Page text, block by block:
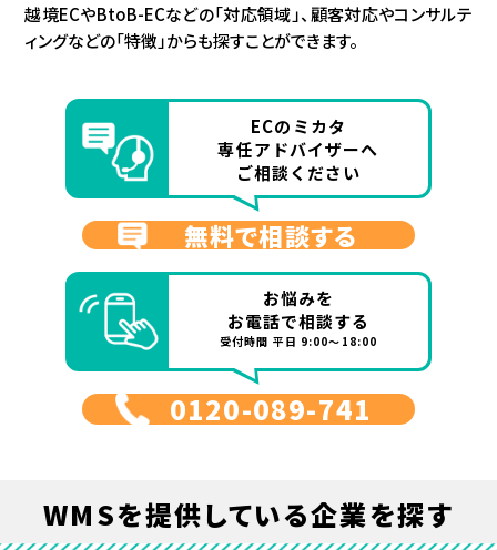
越境ECやBtoB-ECなどの「対応領域」、顧客対応やコンサルテ
ィングなどの「特徴」からも探すことができます。
ECのミカタ
専任アドバイザーへ
ご相談ください
無料で相談する
お悩みを
お電話で相談する
受付時間 平日 9:00～18:00
0120-089-741
WMSを提供している企業を探す